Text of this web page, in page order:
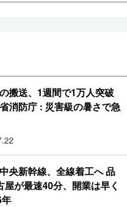
搬送、1週間で1万人突破
消防庁 : 災害級の暑さで急
央新幹線、全線着工へ 品
屋が最速40分、開業は早く